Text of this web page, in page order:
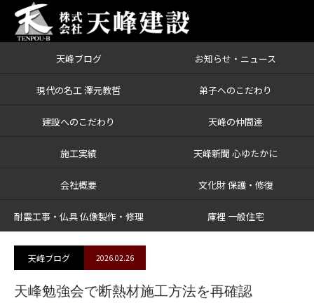
天峰ブログ お知らせ・ニュース
現代の名工 澤元教哲 弟子へのこだわり
建設へのこだわり 天峰の仲間達
施工実績 天峰新聞 心ゆたかに
会社概要 文化財 保護・修復
耐震工事・仏具 仏像製作・修理 庫裡 一般住宅
ブログ 天峰勉強会で断熱材施工方法を再確認
天峰ブログ 2026.02.26
天峰勉強会で断熱材施工方法を再確認